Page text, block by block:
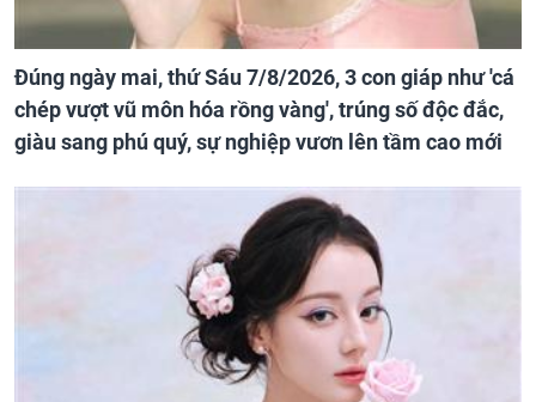
Đúng ngày mai, thứ Sáu 7/8/2026, 3 con giáp như 'cá
chép vượt vũ môn hóa rồng vàng', trúng số độc đắc,
giàu sang phú quý, sự nghiệp vươn lên tầm cao mới